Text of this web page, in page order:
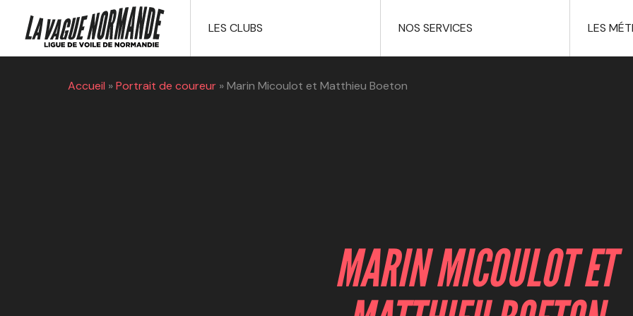
LES CLUBS NOS SERVICES LES
Accueil »Portrait de coureur »Marin Micoulot et Matthieu Boeton
MARIN MICOULOT ET